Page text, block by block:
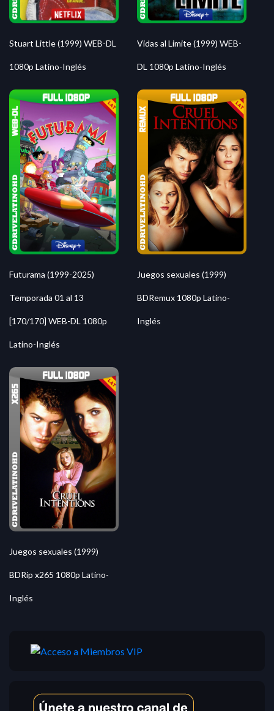
Stuart Little (1999) WEB-DL
1080p Latino-Inglés
Vidas al Limite (1999) WEB-
DL 1080p Latino-Inglés
Futurama (1999-2025)
Temporada 01 al 13
[170/170] WEB-DL 1080p
Latino-Inglés
Juegos sexuales (1999)
BDRemux 1080p Latino-
Inglés
Juegos sexuales (1999)
BDRip x265 1080p Latino-
Inglés